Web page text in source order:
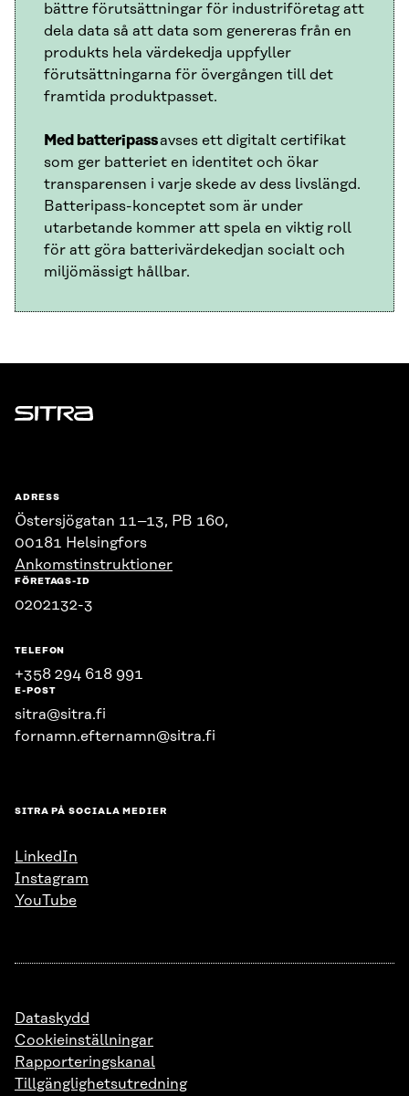
bättre förutsättningar för industriföretag att
dela data så att data som genereras från en
produkts hela värdekedja uppfyller
förutsättningarna för övergången till det
framtida produktpasset.
Med batteripassavses ett digitalt certifikat
som ger batteriet en identitet och ökar
transparensen i varje skede av dess livslängd.
Batteripass-konceptet som är under
utarbetande kommer att spela en viktig roll
för att göra batterivärdekedjan socialt och
miljömässigt hållbar.
Sitra
ADRESS
Östersjögatan 11–13, PB 160,
00181 Helsingfors
Ankomstinstruktioner
FÖRETAGS-ID
0202132-3
TELEFON
+358 294 618 991
E-POST
sitra@sitra.fi
fornamn.efternamn@sitra.fi
SITRA PÅ SOCIALA MEDIER
LinkedIn
Instagram
YouTube
Dataskydd
Cookieinställningar
Rapporteringskanal
Tillgänglighetsutredning